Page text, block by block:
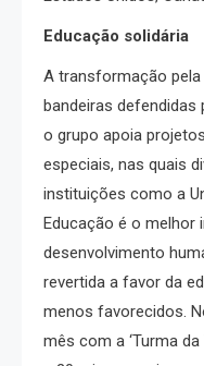
Educação solidária
A transformação
bandeiras defendidas
o grupo apoia
especiais, nas quais
instituições como a
Educação é o melhor
desenvolvimento
revertida a favor da
menos favorecidos.
mês com a ‘Turma